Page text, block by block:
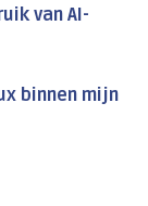
van AI-
binnen mijn